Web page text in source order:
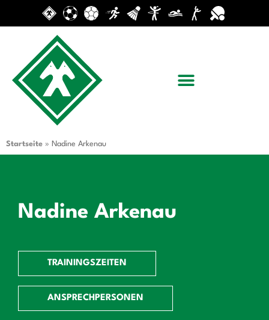
Startseite » Nadine Arkenau
Nadine Arkenau
TRAININGSZEITEN
ANSPRECHPERSONEN